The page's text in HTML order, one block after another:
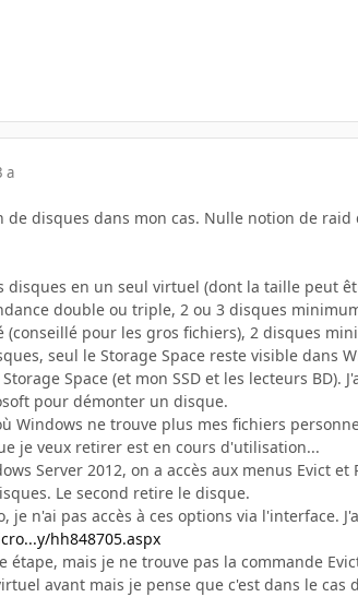
a
de disques dans mon cas. Nulle notion de
disques en un seul virtuel (dont la taille peut
double ou triple, 2 ou 3 disques
(conseillé pour les gros fichiers), 2 disques
seul le Storage Space reste visible dans
Space (et mon SSD et les lecteurs
pour démonter un disque.
Windows ne trouve plus mes fichiers
je veux retirer est en cours d'utilisation...
Server 2012, on a accès aux menus Evict
Le second retire le disque.
je n'ai pas accès à ces options via
hh848705.aspx
étape, mais je ne trouve pas la commande
avant mais je pense que c'est dans le cas